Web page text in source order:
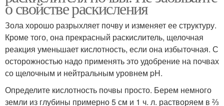
о свойстве раскисления
Зола хорошо разрыхляет почву и изменяет ее структуру.
Кроме того, она прекрасный раскислитель, щелочная
реакция уменьшает кислотность, если она избыточная. С
осторожностью надо применять это удобрение на почвах
со щелочным и нейтральным уровнем pH.
Определите кислотность почвы просто. Берем немного
земли из глубины примерно 5 см и 1 ч. л. растворяем в ⅔